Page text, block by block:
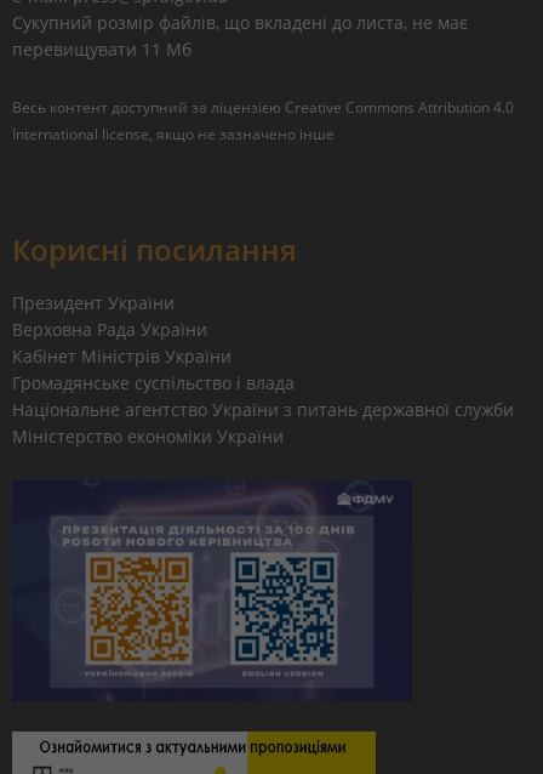
Сукупний розмір файлів, що вкладені до листа, не має
перевищувати 11 Мб
Весь контент доступний за ліцензією Creative Commons Attribution 4.0
International license, якщо не зазначено інше
Корисні посилання
Президент України
Верховна Рада України
Кабінет Міністрів України
Громадянське суспільство і влада
Національне агентство України з питань державної служби
Міністерство економіки України